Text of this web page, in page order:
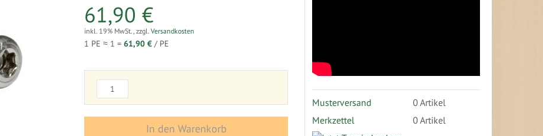
61,90 €
inkl. 19% MwSt.,zzgl.Versandkosten
1 PE ≈ 1 =61,90 € / PE
In den Warenkorb
Musterversand 0 Artikel
Merkzettel
0 Artikel